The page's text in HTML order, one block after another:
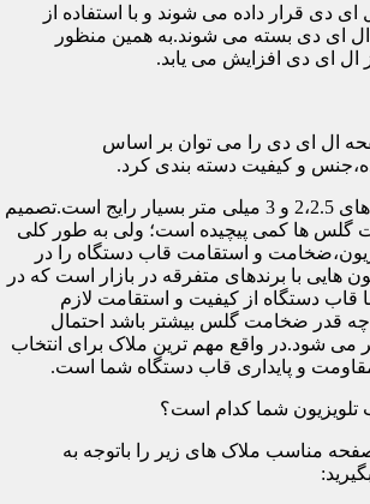
دی قرار داده می شوند و با استفاده از
ای دی بسته می شوند.به همین منظور
ال ای دی افزایش می یابد.
ال ای دی را می توان بر اساس
و کیفیت دسته بندی کرد.
مثلاً در بازار ضخامت های 2،2.5 و 3 میلی متر بسیار رایج است.تصمیم
گلس ها کمی پیچیده است؛ ولی به طور کلی
و استقامت قاب دستگاه را در
هایی با برندهای متفرقه در بازار است که در
اما قاب دستگاه از کیفیت و استقامت لازم
قدر ضخامت گلس بیشتر باشد احتمال
شود.در واقع مهم ترین ملاک برای انتخاب
و پایداری قاب دستگاه شما است.
شما کدام است؟
مناسب ملاک های زیر را باتوجه به